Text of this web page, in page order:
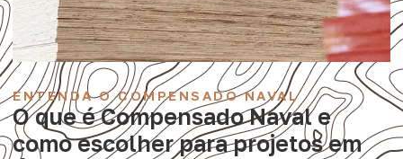
ENTENDA O COMPENSADO NAVAL
O que é Compensado Naval e
como escolher para projetos em